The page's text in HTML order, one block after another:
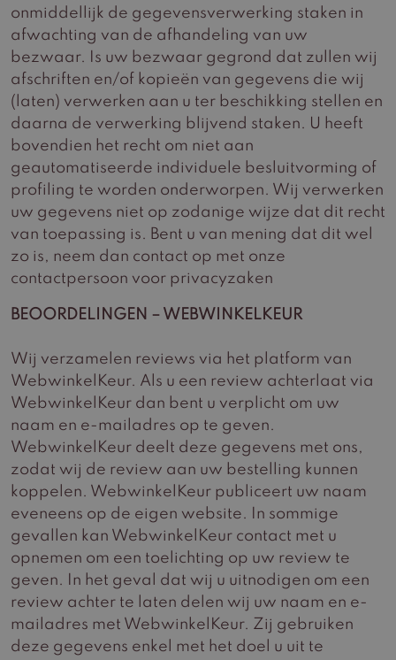
onmiddellijk de gegevensverwerking staken in
afwachting van de afhandeling van uw
bezwaar. Is uw bezwaar gegrond dat zullen wij
afschriften en/of kopieën van gegevens die wij
(laten) verwerken aan u ter beschikking stellen en
daarna de verwerking blijvend staken. U heeft
bovendien het recht om niet aan
geautomatiseerde individuele besluitvorming of
profiling te worden onderworpen. Wij verwerken
uw gegevens niet op zodanige wijze dat dit recht
van toepassing is. Bent u van mening dat dit wel
zo is, neem dan contact op met onze
contactpersoon voor privacyzaken
BEOORDELINGEN – WEBWINKELKEUR
Wij verzamelen reviews via het platform van
WebwinkelKeur. Als u een review achterlaat via
WebwinkelKeur dan bent u verplicht om uw
naam en e-mailadres op te geven.
WebwinkelKeur deelt deze gegevens met ons,
zodat wij de review aan uw bestelling kunnen
koppelen. WebwinkelKeur publiceert uw naam
eveneens op de eigen website. In sommige
gevallen kan WebwinkelKeur contact met u
opnemen om een toelichting op uw review te
geven. In het geval dat wij u uitnodigen om een
review achter te laten delen wij uw naam en e-
mailadres met WebwinkelKeur. Zij gebruiken
deze gegevens enkel met het doel u uit te